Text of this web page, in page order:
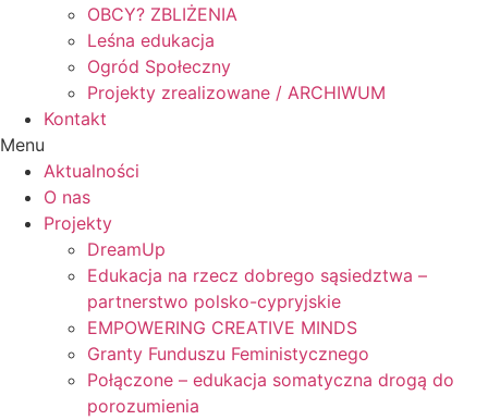
OBCY? ZBLIŻENIA
Leśna edukacja
Ogród Społeczny
Projekty zrealizowane / ARCHIWUM
Kontakt
Menu
Aktualności
O nas
Projekty
DreamUp
Edukacja na rzecz dobrego sąsiedztwa –
partnerstwo polsko-cypryjskie
EMPOWERING CREATIVE MINDS
Granty Funduszu Feministycznego
Połączone – edukacja somatyczna drogą do
porozumienia